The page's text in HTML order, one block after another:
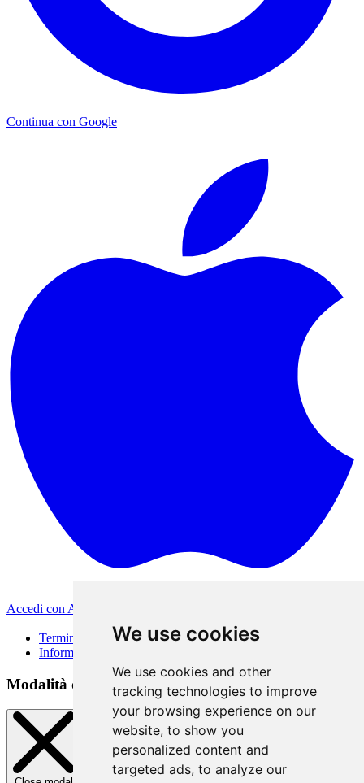
We use cookies
We use cookies and other
tracking technologies to improve
your browsing experience on our
website, to show you
personalized content and
targeted ads, to analyze our
Continua con Google
Accedi con Apple
Termini di Utilizzo
Informativa sulla privacy
Modalità di accesso